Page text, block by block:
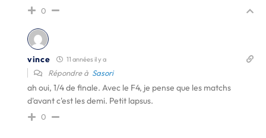
0
vince 11 années il y a
Répondre à Sasori
ah oui, 1/4 de finale. Avec le F4, je pense que les matchs
d'avant c'est les demi. Petit lapsus.
0